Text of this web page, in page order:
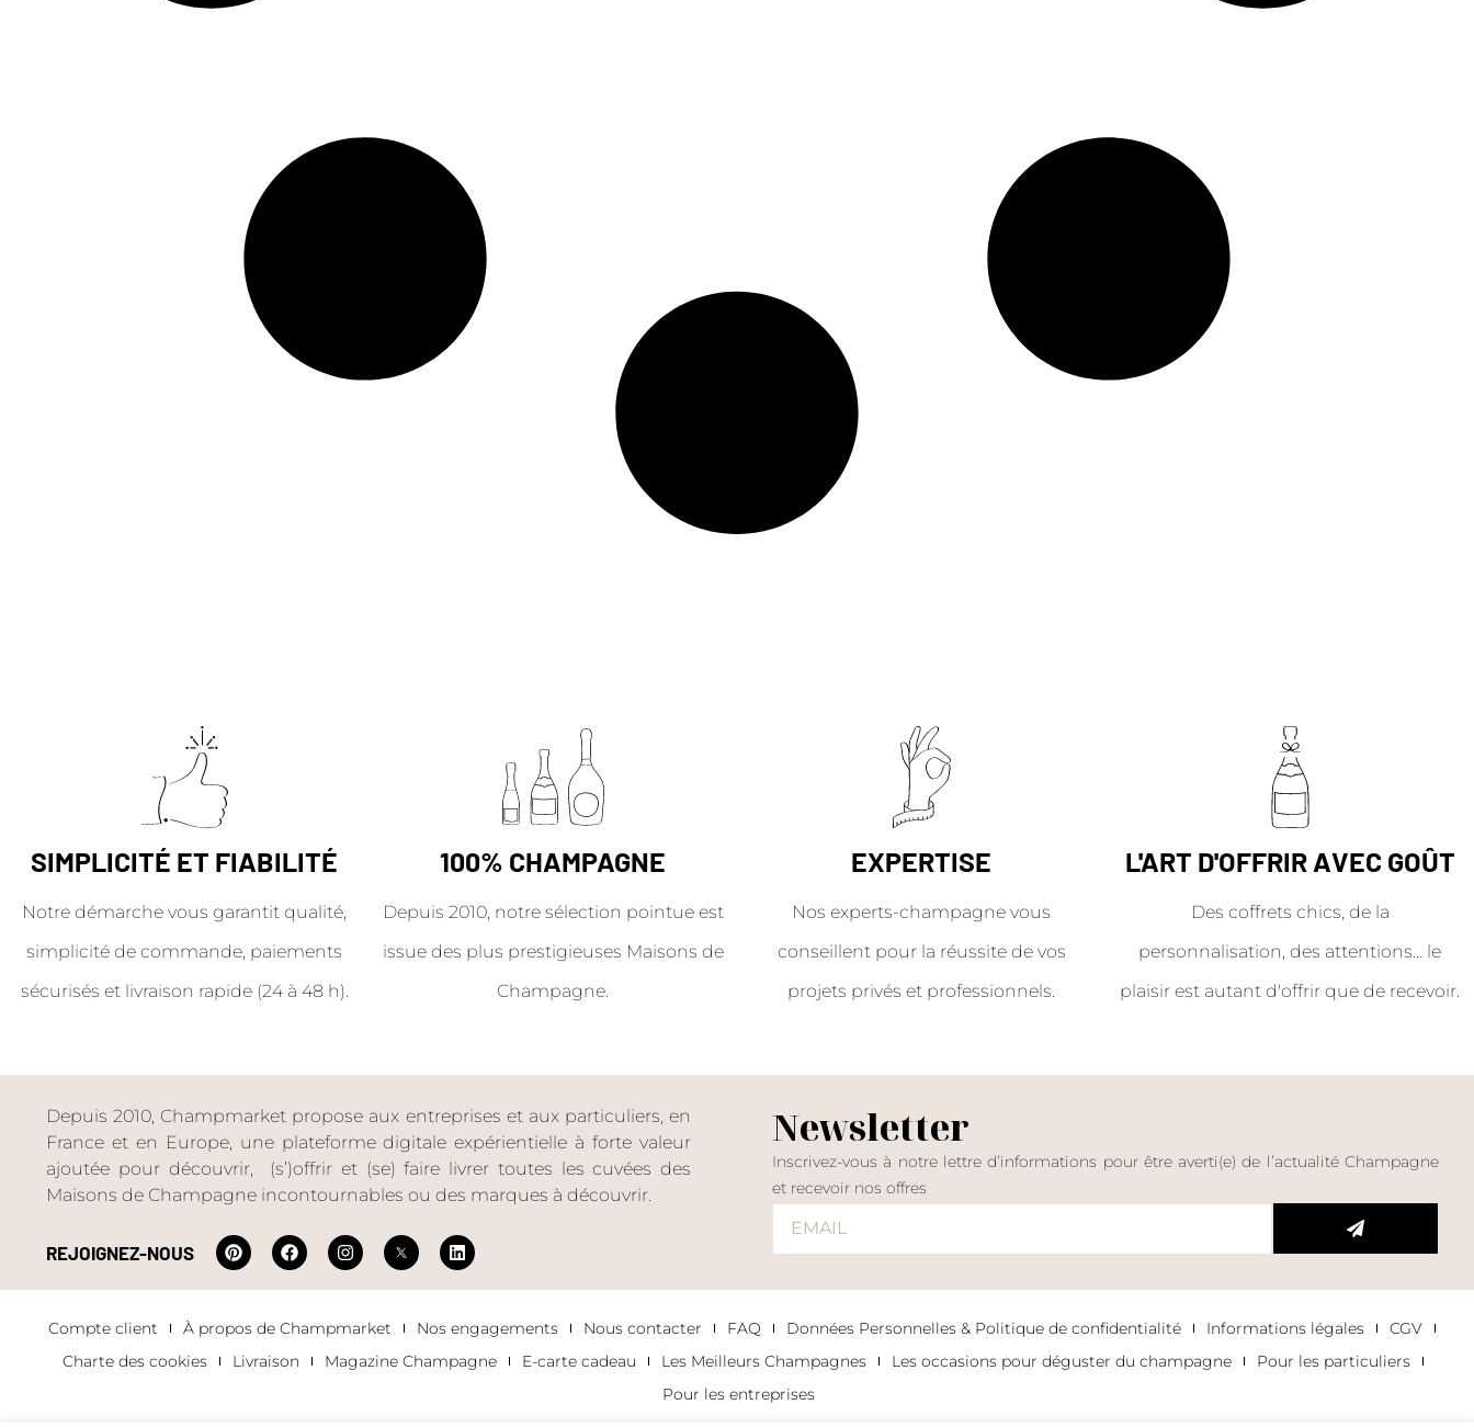
SIMPLICITÉ ET FIABILITÉ
Notre démarche vous garantit qualité,
simplicité de commande, paiements
sécurisés et livraison rapide (24 à 48 h).
100% CHAMPAGNE
Depuis 2010, notre sélection pointue est
issue des plus prestigieuses Maisons de
Champagne.
EXPERTISE
Nos experts-champagne vous
conseillent pour la réussite de vos
projets privés et professionnels.
L'ART D'OFFRIR AVEC GOÛT
Des coffrets chics, de la
personnalisation, des attentions… le
plaisir est autant d'offrir que de recevoir.
Depuis 2010, Champmarket propose aux entreprises et aux particuliers, en
France et en Europe, une plateforme digitale expérientielle à forte valeur
ajoutée pour découvrir, (s’)offrir et (se) faire livrer toutes les cuvées des
Maisons de Champagne incontournables ou des marques à découvrir.
REJOIGNEZ-NOUS
Newsletter
Inscrivez-vous à notre lettre d’informations pour être averti(e) de l’actualité Champagne
et recevoir nos offres
Compte client À propos de Champmarket Nos engagements Nous contacter FAQ Données Personnelles & Politique de confidentialité Informations légales
CGV
Charte des cookies
Livraison Magazine Champagne E-carte cadeau Les Meilleurs Champagnes Les occasions pour déguster du champagne
Pour les particuliers
Pour les entreprises